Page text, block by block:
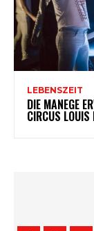
LEBENSZEIT
DIE MANEGE
CIRCUS LOUIS